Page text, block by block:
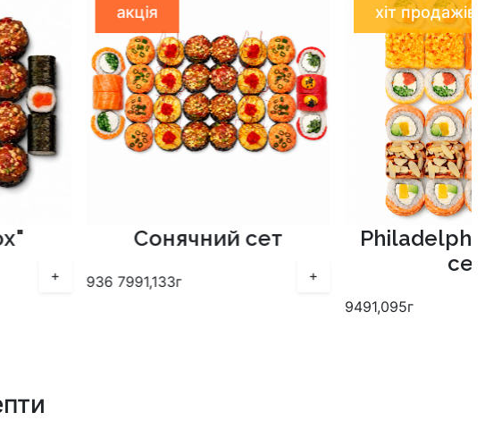
акція
Сонячний сет
1,133г
Philadelphia Special